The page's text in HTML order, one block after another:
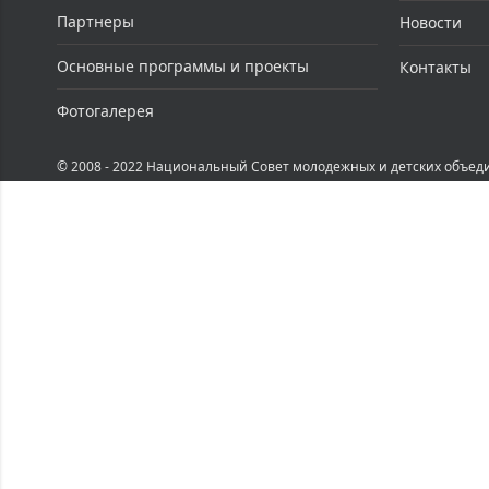
Партнеры
Основные программы и проекты
Фотогалерея
Новости
Контакты
© 2008 - 2022 Национальный Совет молодежных и детских